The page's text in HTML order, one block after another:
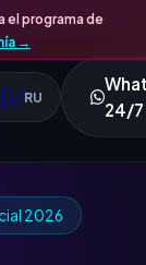
el programa de
→
RU
24/7
2026